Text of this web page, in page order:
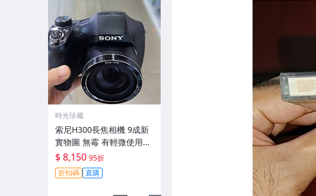
時光珍藏
索尼H300長焦相機 9成新
實物圖 無霉 有輕微使用痕
跡 機身鏡頭原裝 無拆修無
翻新-3430
$ 8,150 95折
折扣碼 直購